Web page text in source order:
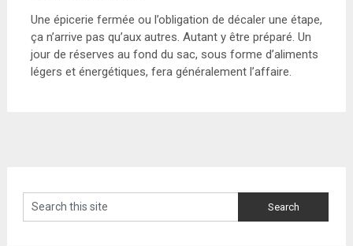
Une épicerie fermée ou l’obligation de décaler une étape,
ça n’arrive pas qu’aux autres. Autant y être préparé. Un
jour de réserves au fond du sac, sous forme d’aliments
légers et énergétiques, fera généralement l’affaire.